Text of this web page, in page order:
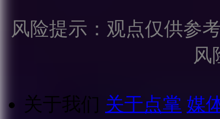
风险提示：观点仅供参
风
关于我们 关于点掌 媒